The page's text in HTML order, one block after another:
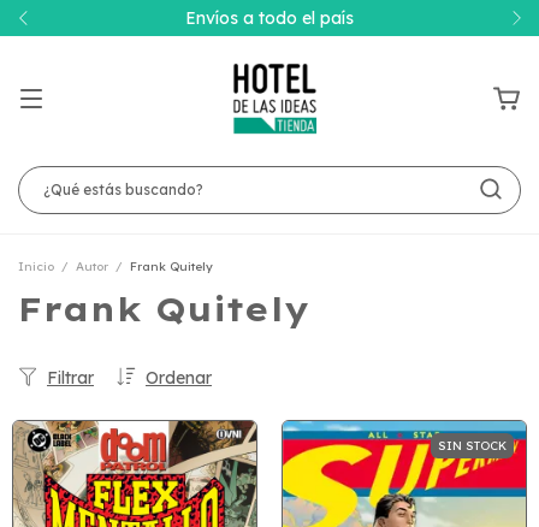
Envíos a todo el país
Inicio / Autor / Frank Quitely
Frank Quitely
Ordenar
Filtrar
SIN STOCK